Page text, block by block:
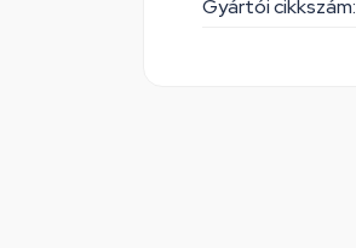
Gyártói cikkszám: